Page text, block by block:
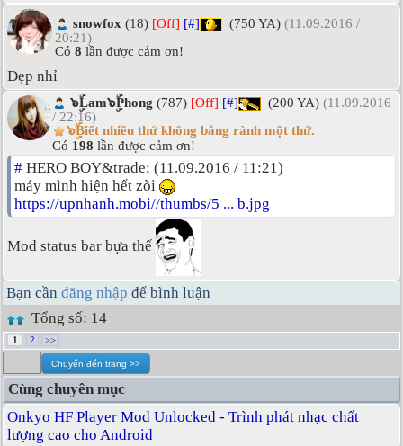
snowfox (18) [Off] [#] (750 YA) (11.09.2016 /
20:21)
Có 8 lần được cảm ơn!
Đẹp nhỉ
๖ۣۜLam๖ۣۜPhong (787) [Off] [#] (200 YA) (11.09.2016
/ 22:16)
๖ۣۜBiết nhiều thứ không bằng rành một thứ.
Có 198 lần được cảm ơn!
# HERO BOY&trade; (11.09.2016 / 11:21)
máy mình hiện hết zòi
https://upnhanh.mobi//thumbs/5 ... b.jpg
Mod status bar bựa thế
Bạn cần đăng nhập để bình luận
Tổng số: 14
1 2 >>
Cùng chuyên mục
Onkyo HF Player Mod Unlocked - Trình phát nhạc chất
lượng cao cho Android